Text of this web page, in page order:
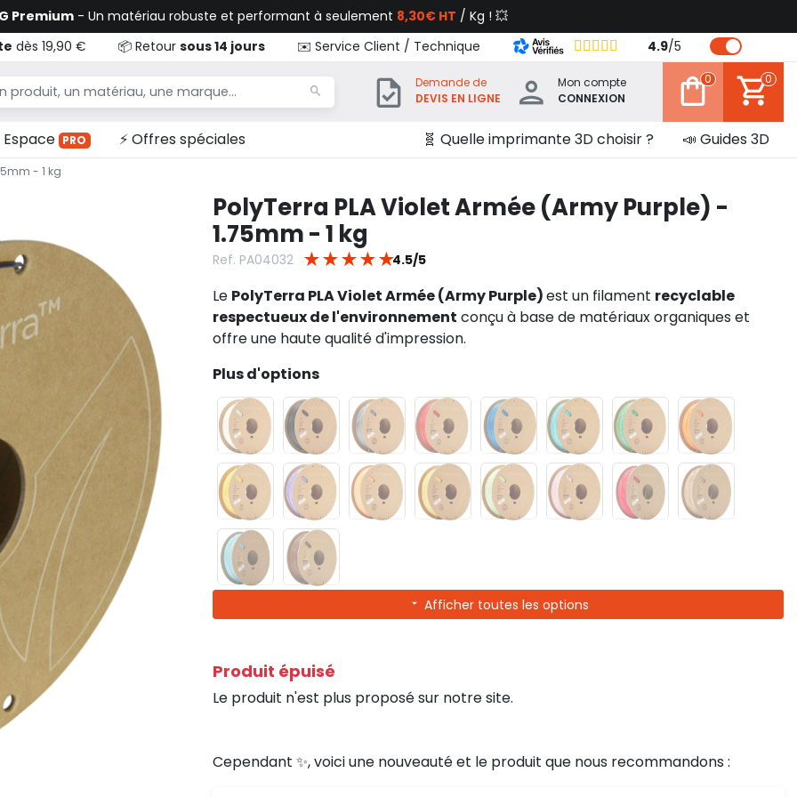
Premium - Un matériau robuste et performant à seulement 8,30€ HT / Kg ! 💥
dès 19,90 € 📦 Retour sous 14 jours ✉️ Service Client / Technique 4.9/5
Demande de
DEVIS EN LIGNE
Mon compte
CONNEXION
0 0
Espace PRO ⚡ Offres spéciales 🧬 Quelle imprimante 3D choisir ? 📣 Guides 3D
- 1 kg
PolyTerra PLA Violet Armée (Army Purple) -
1.75mm - 1 kg
Ref. PA04032 ★ ★ ★ ★ ★4.5/5
Le PolyTerra PLA Violet Armée (Army Purple)est un filament recyclable
respectueux de l'environnement conçu à base de matériaux organiques et
offre une haute qualité d'impression.
Plus d'options
Afficher toutes les options
Produit épuisé
Le produit n'est plus proposé sur notre site.
Cependant ✨, voici une nouveauté et le produit que nous recommandons :